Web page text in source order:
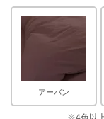
アーバン